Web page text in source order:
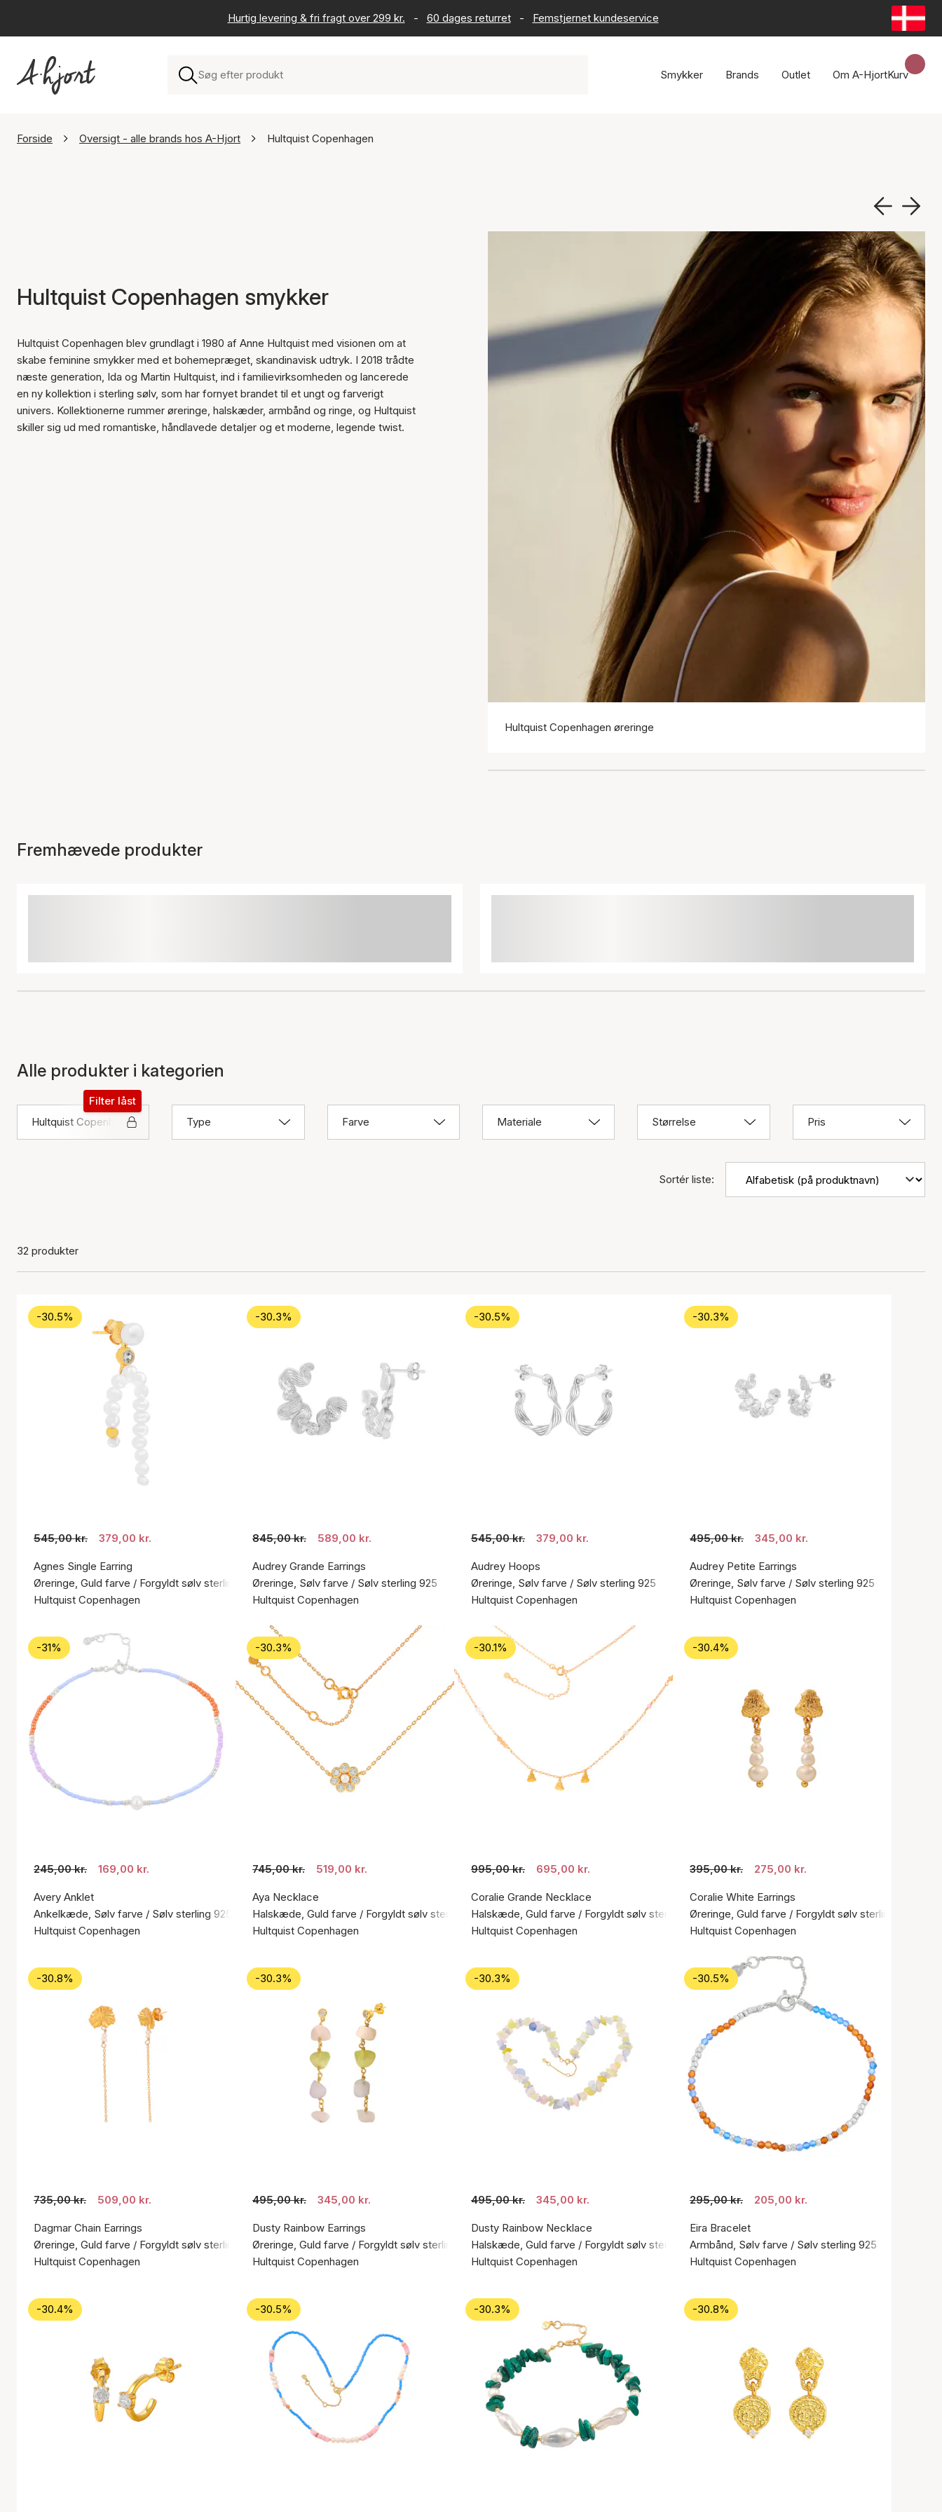
Hurtig levering & fri fragt over 299 kr. - 60 dages returret - Femstjernet kundeservice
Smykker Brands Outlet Om A-HjortKurv
Forside Oversigt - alle brands hos A-Hjort Hultquist Copenhagen
Hultquist Copenhagen smykker
Hultquist Copenhagen blev grundlagt i 1980 af Anne Hultquist med visionen om at
skabe feminine smykker med et bohemepræget, skandinavisk udtryk. I 2018 trådte
næste generation, Ida og Martin Hultquist, ind i familievirksomheden og lancerede
en ny kollektion i sterling sølv, som har fornyet brandet til et ungt og farverigt
univers. Kollektionerne rummer øreringe, halskæder, armbånd og ringe, og Hultquist
skiller sig ud med romantiske, håndlavede detaljer og et moderne, legende twist.
Hultquist Copenhagen øreringe
Fremhævede produkter
Alle produkter i kategorien
Hultquist Copenhagen
Filter låst
Type
Farve Materiale Størrelse Pris
Sortér liste:
32 produkter
-30.5%
545,00 kr. 379,00 kr.
Agnes Single Earring
Øreringe, Guld farve / Forgyldt sølv sterling 925
Hultquist Copenhagen
-30.3%
845,00 kr. 589,00 kr.
Audrey Grande Earrings
Øreringe, Sølv farve / Sølv sterling 925
Hultquist Copenhagen
-30.5%
545,00 kr. 379,00 kr.
Audrey Hoops
Øreringe, Sølv farve / Sølv sterling 925
Hultquist Copenhagen
-30.3%
495,00 kr. 345,00 kr.
Audrey Petite Earrings
Øreringe, Sølv farve / Sølv sterling 925
Hultquist Copenhagen
-31%
245,00 kr. 169,00 kr.
Avery Anklet
Ankelkæde, Sølv farve / Sølv sterling 925
Hultquist Copenhagen
-30.3%
745,00 kr. 519,00 kr.
Aya Necklace
Halskæde, Guld farve / Forgyldt sølv sterling 925
Hultquist Copenhagen
-30.1%
995,00 kr. 695,00 kr.
Coralie Grande Necklace
Halskæde, Guld farve / Forgyldt sølv sterling 925
Hultquist Copenhagen
-30.4%
395,00 kr. 275,00 kr.
Coralie White Earrings
Øreringe, Guld farve / Forgyldt sølv sterling 925
Hultquist Copenhagen
-30.8%
735,00 kr. 509,00 kr.
Dagmar Chain Earrings
Øreringe, Guld farve / Forgyldt sølv sterling 925
Hultquist Copenhagen
-30.3%
495,00 kr. 345,00 kr.
Dusty Rainbow Earrings
Øreringe, Guld farve / Forgyldt sølv sterling 925
Hultquist Copenhagen
-30.3%
495,00 kr. 345,00 kr.
Dusty Rainbow Necklace
Halskæde, Guld farve / Forgyldt sølv sterling 925
Hultquist Copenhagen
-30.5%
295,00 kr. 205,00 kr.
Eira Bracelet
Armbånd, Sølv farve / Sølv sterling 925
Hultquist Copenhagen
-30.4% -30.5% -30.3% -30.8%